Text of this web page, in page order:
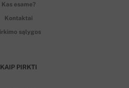
Kas esame?
Kontaktai
sąlygos
KAIP PIRKTI